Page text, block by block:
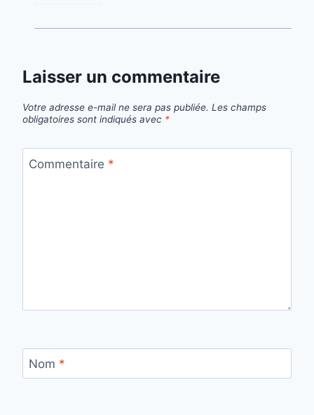
Laisser un commentaire
Votre adresse e-mail ne sera pas publiée. Les champs
obligatoires sont indiqués avec *
Commentaire *
Nom *